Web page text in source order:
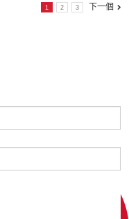
1 2 3 下一個